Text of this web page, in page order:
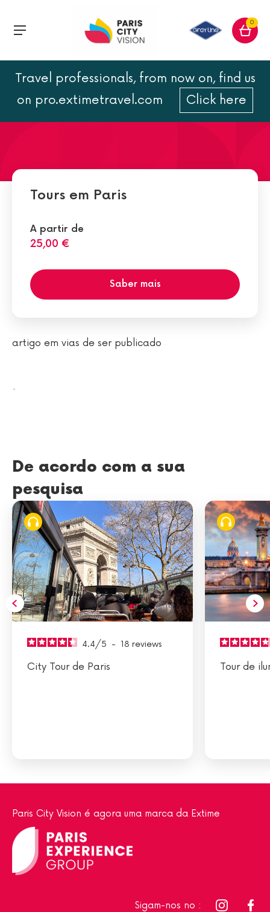
0
Travel professionals, from now on, find us
on pro.extimetravel.com
Click here
Dois dias em Paris: passeios
e visitas
Tours em Paris
A partir de
25,00 €
Saber mais
artigo em vias de ser publicado
.
De acordo com a sua
pesquisa
4.4/5 - 18 reviews
City Tour de Paris Tour de
Paris City Vision é agora uma marca da Extime
Sigam-nos no :